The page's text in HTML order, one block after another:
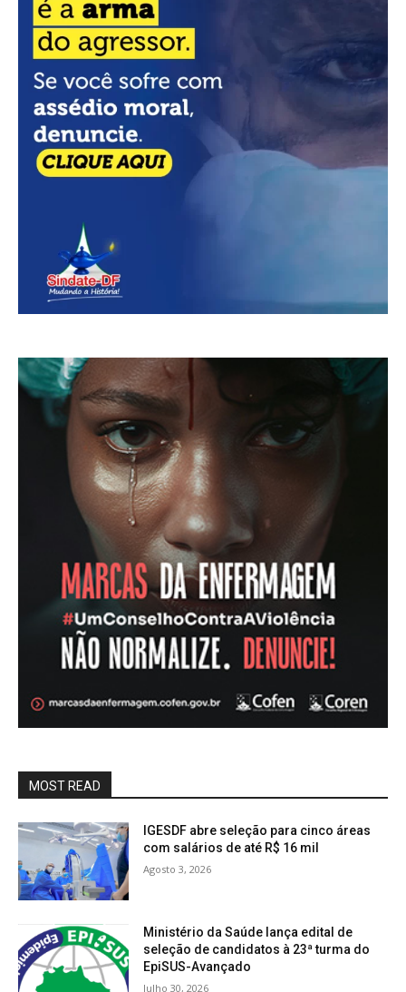
MOST READ
IGESDF abre seleção para cinco áreas
com salários de até R$ 16 mil
Agosto 3, 2026
Ministério da Saúde lança edital de
seleção de candidatos à 23ª turma do
EpiSUS-Avançado
Julho 30, 2026